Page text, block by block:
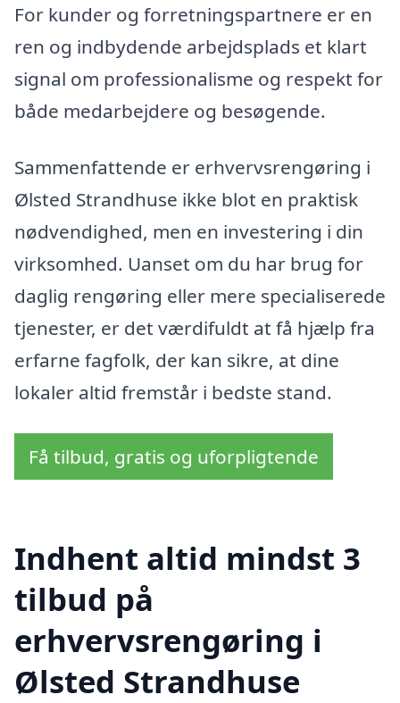
For kunder og forretningspartnere er en
ren og indbydende arbejdsplads et klart
signal om professionalisme og respekt for
både medarbejdere og besøgende.
Sammenfattende er erhvervsrengøring i
Ølsted Strandhuse ikke blot en praktisk
nødvendighed, men en investering i din
virksomhed. Uanset om du har brug for
daglig rengøring eller mere specialiserede
tjenester, er det værdifuldt at få hjælp fra
erfarne fagfolk, der kan sikre, at dine
lokaler altid fremstår i bedste stand.
Få tilbud, gratis og uforpligtende
Indhent altid mindst 3
tilbud på
erhvervsrengøring i
Ølsted Strandhuse